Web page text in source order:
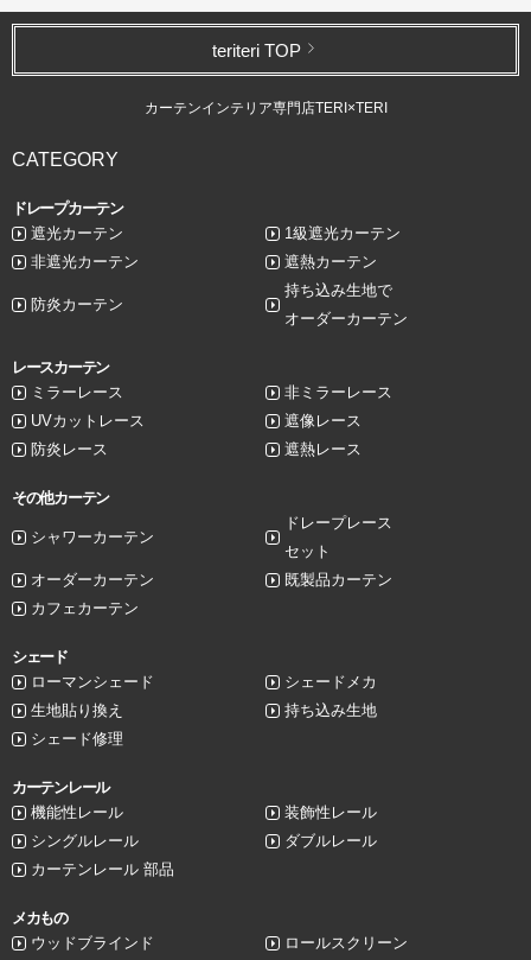
teriteri TOP
カーテンインテリア専門店TERI×TERI
CATEGORY
ドレープカーテン
遮光カーテン
1級遮光カーテン
非遮光カーテン
遮熱カーテン
防炎カーテン
持ち込み生地で
オーダーカーテン
レースカーテン
ミラーレース
非ミラーレース
UVカットレース
遮像レース
防炎レース
遮熱レース
その他カーテン
シャワーカーテン
ドレープレース
セット
オーダーカーテン
既製品カーテン
カフェカーテン
シェード
ローマンシェード
シェードメカ
生地貼り換え
持ち込み生地
シェード修理
カーテンレール
機能性レール
装飾性レール
シングルレール
ダブルレール
カーテンレール 部品
メカもの
ウッドブラインド
ロールスクリーン